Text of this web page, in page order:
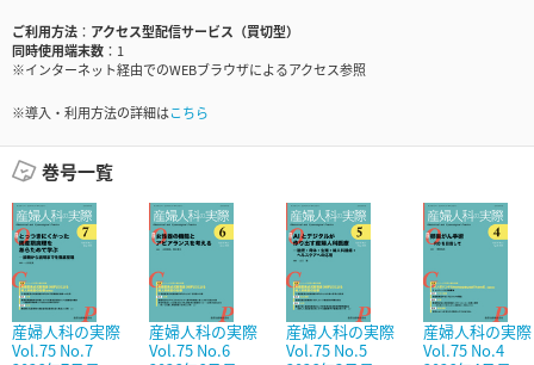
ご利用方法
アクセス型配信サービス（買切型）
同時使用端末数
1
※インターネット経由でのWEBブラウザによるアクセス参照
※導入・利用方法の詳細はこちら
巻号一覧
産婦人科の実際
Vol.75 No.7
産婦人科の実際
Vol.75 No.6
産婦人科の実際
Vol.75 No.5
産婦人科の実際
Vol.75 No.4